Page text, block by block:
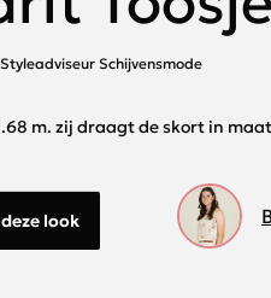
Schijvensmode
m. zij draagt de skort in
look